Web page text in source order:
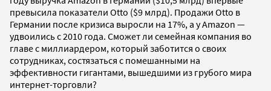
превысила показатели Otto ($9 млрд). Продажи Otto в
Германии после кризиса выросли на 17%, а у Amazon —
удвоились с 2010 года. Сможет ли семейная компания во
главе с миллиардером, который заботится о своих
сотрудниках, состязаться с помешанными на
эффективности гигантами, вышедшими из грубого мира
интернет-торговли?